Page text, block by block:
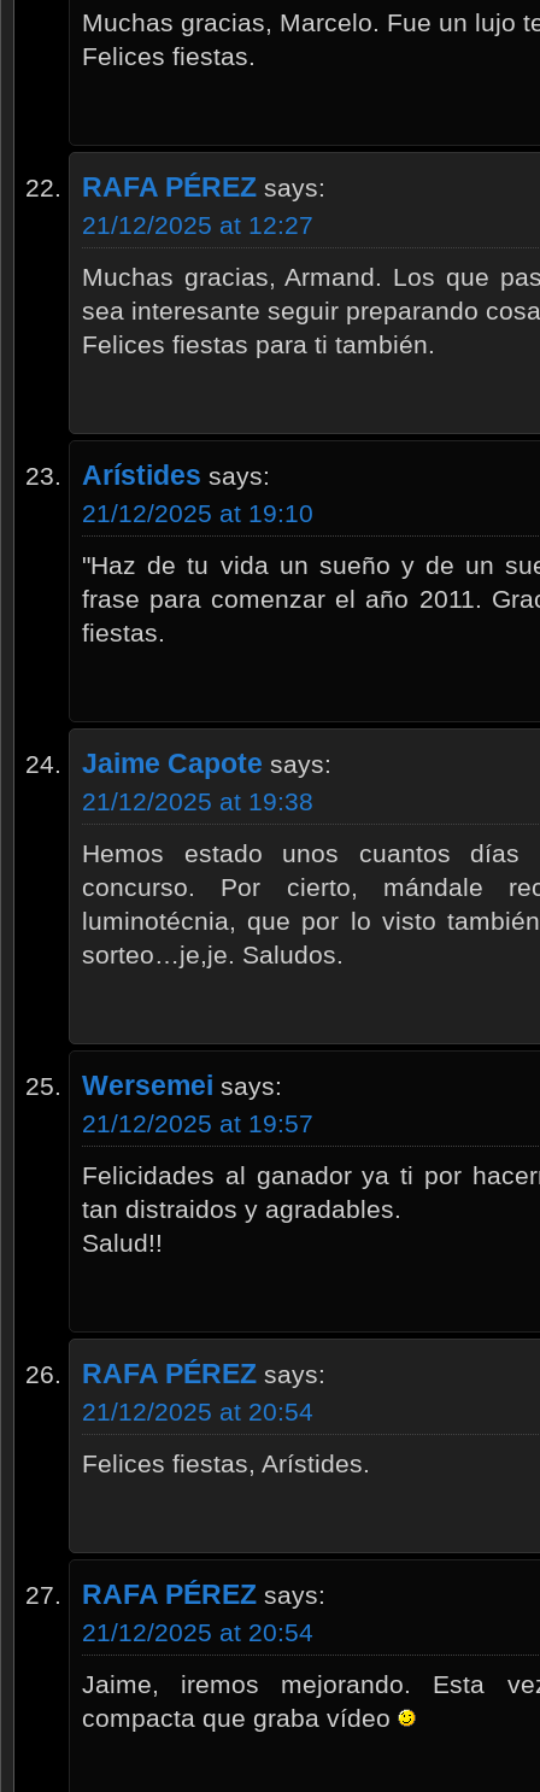
Muchas gracias, Marcelo. Fue un lujo
Felices fiestas.
RAFA PÉREZ says:
21/12/2025 at 12:27
Muchas gracias, Armand. Los que
sea interesante seguir preparando
Felices fiestas para ti también.
Arístides says:
21/12/2025 at 19:10
"Haz de tu vida un sueño y de un
frase para comenzar el año 2011.
fiestas.
Jaime Capote says:
21/12/2025 at 19:38
Hemos estado unos cuantos días
concurso. Por cierto, mándale
luminotécnia, que por lo visto
sorteo…je,je. Saludos.
Wersemei says:
21/12/2025 at 19:57
Felicidades al ganador ya ti por
tan distraidos y agradables.
Salud!!
RAFA PÉREZ says:
21/12/2025 at 20:54
Felices fiestas, Arístides.
RAFA PÉREZ says:
21/12/2025 at 20:54
Jaime, iremos mejorando. Esta
compacta que graba vídeo